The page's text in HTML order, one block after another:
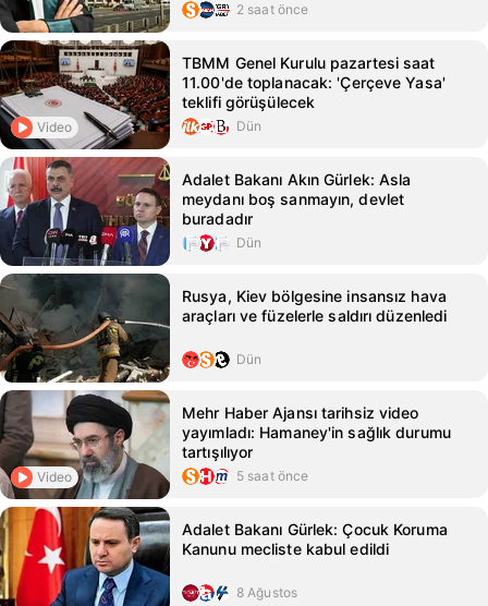
2 saat önce
Video
TBMM Genel Kurulu pazartesi saat
11.00'de toplanacak: 'Çerçeve Yasa'
teklifi görüşülecek
Dün
Adalet Bakanı Akın Gürlek: Asla
meydanı boş sanmayın, devlet
buradadır
Dün
Rusya, Kiev bölgesine insansız hava
araçları ve füzelerle saldırı düzenledi
Dün
Video
Mehr Haber Ajansı tarihsiz video
yayımladı: Hamaney'in sağlık durumu
tartışılıyor
5 saat önce
Adalet Bakanı Gürlek: Çocuk Koruma
Kanunu mecliste kabul edildi
8 Ağustos